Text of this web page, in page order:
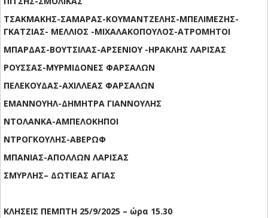
ΤΣΑΚΜΑΚΗΣ-ΣΑΜΑΡΑΣ-ΚΟΥΜΑΝΤΖΕΛΗΣ-ΜΠΕΛΙΜΕΖΗΣ-
ΓΚΑΤΖΙΑΣ- ΜΕΛΛΙΟΣ -ΜΙΧΑΛΑΚΟΠΟΥΛΟΣ-ΑΤΡΟΜΗΤΟΙ
ΜΠΑΡΔΑΣ-ΒΟΥΤΣΙΛΑΣ-ΑΡΣΕΝΙΟΥ -ΗΡΑΚΛΗΣ ΛΑΡΙΣΑΣ
ΡΟΥΣΣΑΣ-ΜΥΡΜΙΔΟΝΕΣ ΦΑΡΣΑΛΩΝ
ΠΕΛΕΚΟΥΔΑΣ-ΑΧΙΛΛΕΑΣ ΦΑΡΣΑΛΩΝ
ΕΜΑΝΝΟΥΗΛ-ΔΗΜΗΤΡΑ ΓΙΑΝΝΟΥΛΗΣ
ΝΤΟΛΑΝΚΑ-ΑΜΠΕΛΟΚΗΠΟΙ
ΝΤΡΟΓΚΟΥΛΗΣ-ΑΒΕΡΩΦ
ΜΠΑΝΙΑΣ-ΑΠΟΛΛΩΝ ΛΑΡΙΣΑΣ
ΣΜΥΡΛΗΣ– ΔΩΤΙΕΑΣ ΑΓΙΑΣ
ΚΛΗΣΕΙΣ ΠΕΜΠΤΗ 25/9/2025 – ώρα 15.30